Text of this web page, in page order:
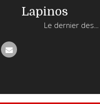
Lapinos
Le dernier des...